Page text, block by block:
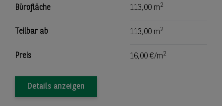
Bürofläche 113,00 m2
Teilbar ab 113,00 m2
Preis 16,00 €/m2
Details anzeigen